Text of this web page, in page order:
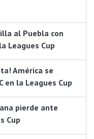
al Puebla con
Leagues Cup
América se
en la Leagues Cup
pierde ante
Cup